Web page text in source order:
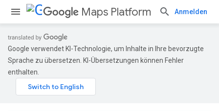
Maps Platform Anmelden
Google verwendet KI-Technologie, um Inhalte in Ihre bevorzugte
Sprache zu übersetzen. KI-Übersetzungen können Fehler
enthalten.